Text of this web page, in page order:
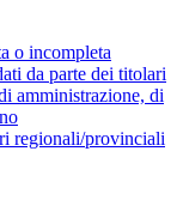
o incompleta
da parte dei titolari
amministrazione, di
regionali/provinciali